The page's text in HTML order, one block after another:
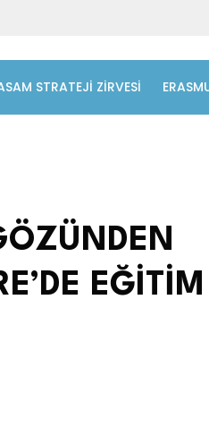
STRATEJİ ZİRVESİ
EĞİTİM